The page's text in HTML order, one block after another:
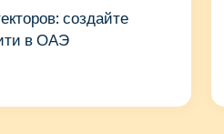
создайте
в ОАЭ